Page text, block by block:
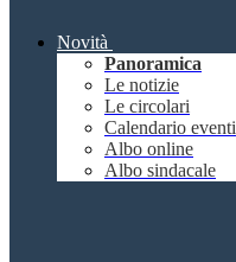
Novità
Panoramica
Le notizie
Le circolari
Calendario eventi
Albo online
Albo sindacale